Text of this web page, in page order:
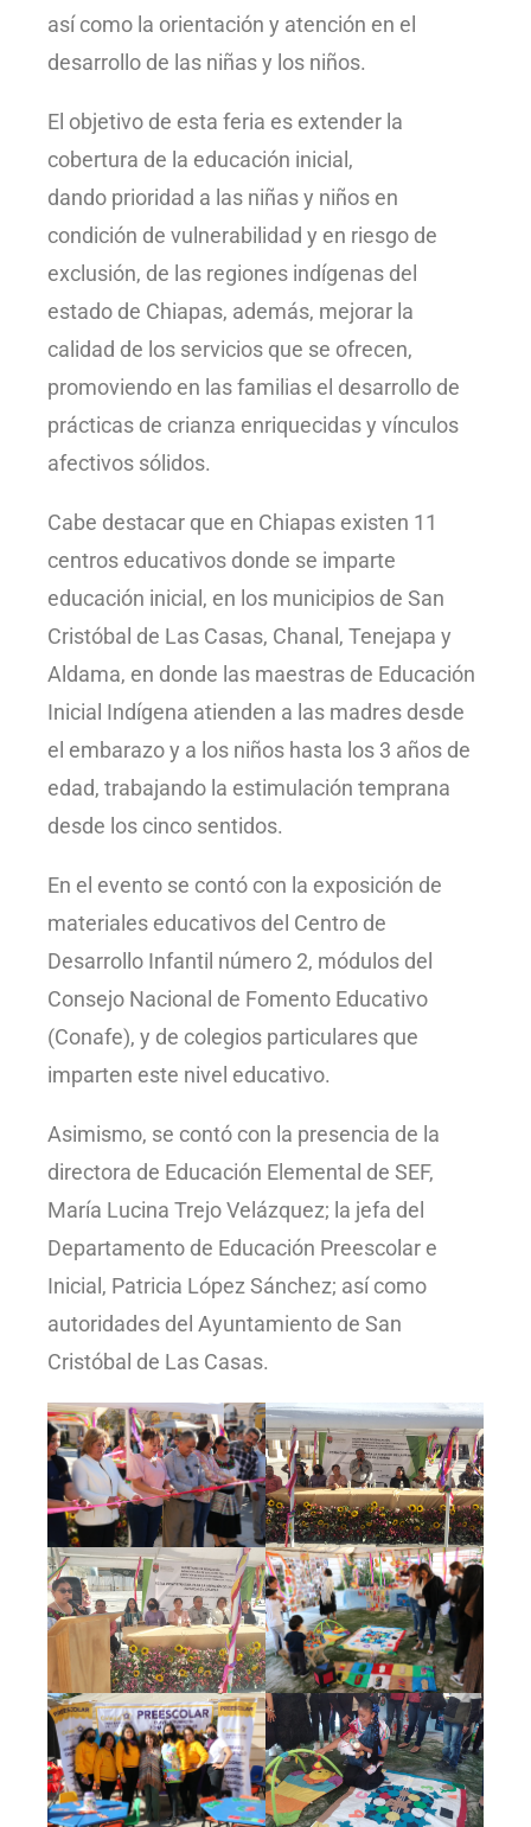
así como la orientación y atención en el
desarrollo de las niñas y los niños.
El objetivo de esta feria es extender la
cobertura de la educación inicial,
dando prioridad a las niñas y niños en
condición de vulnerabilidad y en riesgo de
exclusión, de las regiones indígenas del
estado de Chiapas, además, mejorar la
calidad de los servicios que se ofrecen,
promoviendo en las familias el desarrollo de
prácticas de crianza enriquecidas y vínculos
afectivos sólidos.
Cabe destacar que en Chiapas existen 11
centros educativos donde se imparte
educación inicial, en los municipios de San
Cristóbal de Las Casas, Chanal, Tenejapa y
Aldama, en donde las maestras de Educación
Inicial Indígena atienden a las madres desde
el embarazo y a los niños hasta los 3 años de
edad, trabajando la estimulación temprana
desde los cinco sentidos.
En el evento se contó con la exposición de
materiales educativos del Centro de
Desarrollo Infantil número 2, módulos del
Consejo Nacional de Fomento Educativo
(Conafe), y de colegios particulares que
imparten este nivel educativo.
Asimismo, se contó con la presencia de la
directora de Educación Elemental de SEF,
María Lucina Trejo Velázquez; la jefa del
Departamento de Educación Preescolar e
Inicial, Patricia López Sánchez; así como
autoridades del Ayuntamiento de San
Cristóbal de Las Casas.